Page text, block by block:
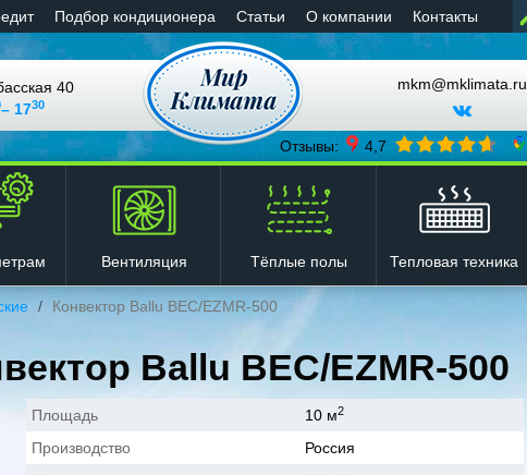
Подбор кондиционера Статьи О компании Контакты
40
– 1730
mkm@mklimata.ru
Отзывы: 4,7
Вентиляция Тёплые полы Тепловая техника
Конвектор Ballu BEC/EZMR-500
Ballu BEC/EZMR-500
Площадь 10 м2
Производство
Россия